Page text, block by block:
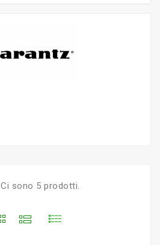
Ci sono 5 prodotti.